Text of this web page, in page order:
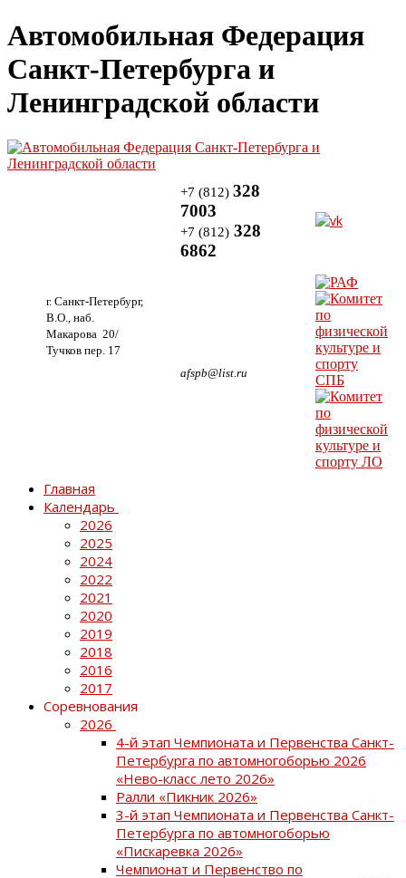
Автомобильная Федерация
Санкт-Петербурга и
Ленинградской области
г. Санкт-Петербург,
В.О., наб.
Макарова 20/
Тучков пер. 17
+7 (812) 328
7003
+7 (812) 328
6862
afspb@list.ru
Главная
Календарь
2026
2025
2024
2022
2021
2020
2019
2018
2016
2017
Соревнования
2026
4-й этап Чемпионата и Первенства Санкт-
Петербурга по автомногоборью 2026
«Нево-класс лето 2026»
Ралли «Пикник 2026»
3-й этап Чемпионата и Первенства Санкт-
Петербурга по автомногоборью
«Пискаревка 2026»
Чемпионат и Первенство по